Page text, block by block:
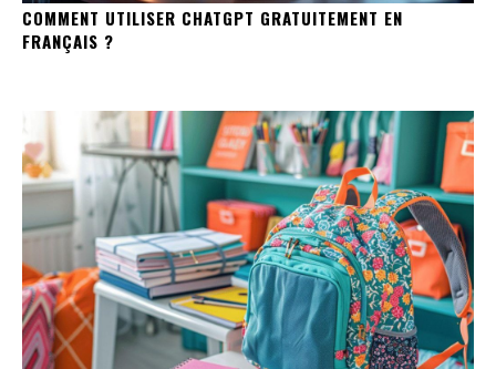
COMMENT UTILISER CHATGPT GRATUITEMENT EN
FRANÇAIS ?